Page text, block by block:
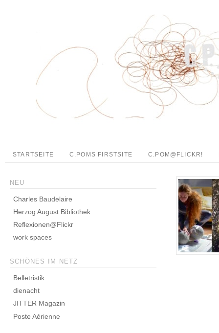
STARTSEITE C.POMS FIRSTSITE C.POM@FLICKR!
NEU
Charles Baudelaire
Herzog August Bibliothek
Reflexionen@Flickr
work spaces
SCHÖNES IM NETZ
Belletristik
dienacht
JITTER Magazin
Poste Aérienne